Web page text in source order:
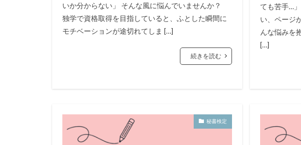
いか分からない」 そんな風に悩んでいませんか？
独学で資格取得を目指していると、ふとした瞬間に
モチベーションが途切れてしま […]
続きを読む
ても苦手…
い、ページ
んな悩みを
[…]
秘書検定